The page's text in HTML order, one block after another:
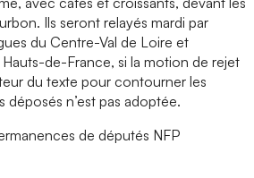
Ils seront relayés mardi par
du Centre-Val de Loire et
de-France, si la motion de rejet
du texte pour contourner les
déposés n’est pas adoptée.
de députés NFP